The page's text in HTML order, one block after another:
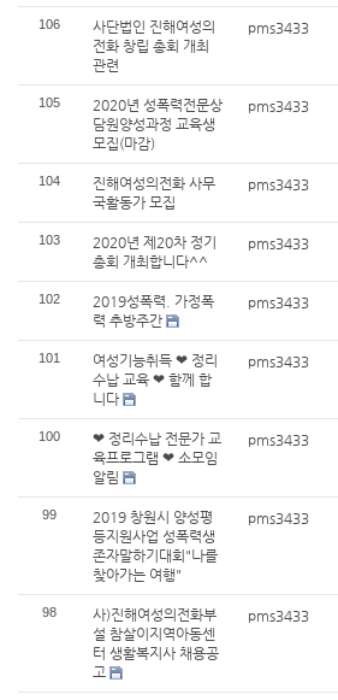
106
사단법인 진해여성의
전화 창립 총회 개최
관련
pms3433
105
2020년 성폭력전문상
담원양성과정 교육생
모집(마감)
pms3433
104
진해여성의전화 사무
국활동가 모집
pms3433
103
2020년 제20차 정기
총회 개최합니다^^
pms3433
102
2019성폭력. 가정폭
력 추방주간
pms3433
101
여성기능취득 ❤ 정리
수납 교육 ❤ 함께 합
니다
pms3433
100
❤ 정리수납 전문가 교
육프로그램 ❤ 소모임
알림
pms3433
99
2019 창원시 양성평
등지원사업 성폭력생
존자말하기대회"나를
찾아가는 여행"
pms3433
98
사)진해여성의전화부
설 참살이지역아동센
터 생활복지사 채용공
고
pms3433